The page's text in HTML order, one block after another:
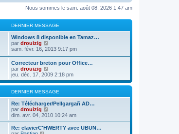
Nous sommes le sam. août 08, 2026 1:47 am
DERNIER MESSAGE
Windows 8 disponible en Tamaz…
par drouizig
o
u
l
t
e
r
l
d
e
r
n
i
sam. févr. 16, 2013 9:17 pm
Correcteur breton pour Office…
par drouizig
o
n
s
u
l
t
r
l
e
jeu. déc. 17, 2009 2:18 pm
DERNIER MESSAGE
Re: Télécharger/Pellgargañ AD…
par drouizig
o
n
s
dim. avr. 04, 2010 10:24 am
Re: clavierC'HWERTY avec UBUN…